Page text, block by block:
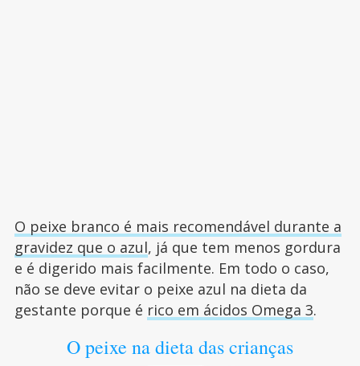
O peixe branco é mais recomendável durante a
gravidez que o azul, já que tem menos gordura
e é digerido mais facilmente. Em todo o caso,
não se deve evitar o peixe azul na dieta da
gestante porque é rico em ácidos Omega 3.
O peixe na dieta das crianças